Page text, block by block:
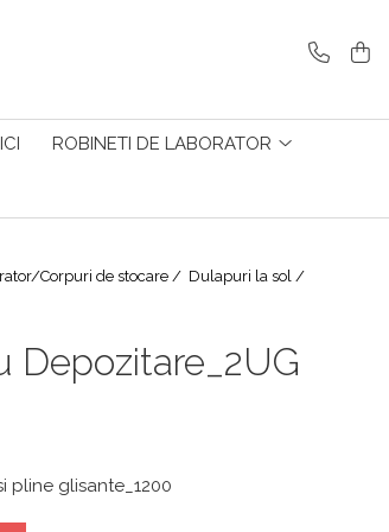
ROBINETI DE LABORATOR
Corpuri de stocare / Dulapuri la sol /
pline glisante_1200